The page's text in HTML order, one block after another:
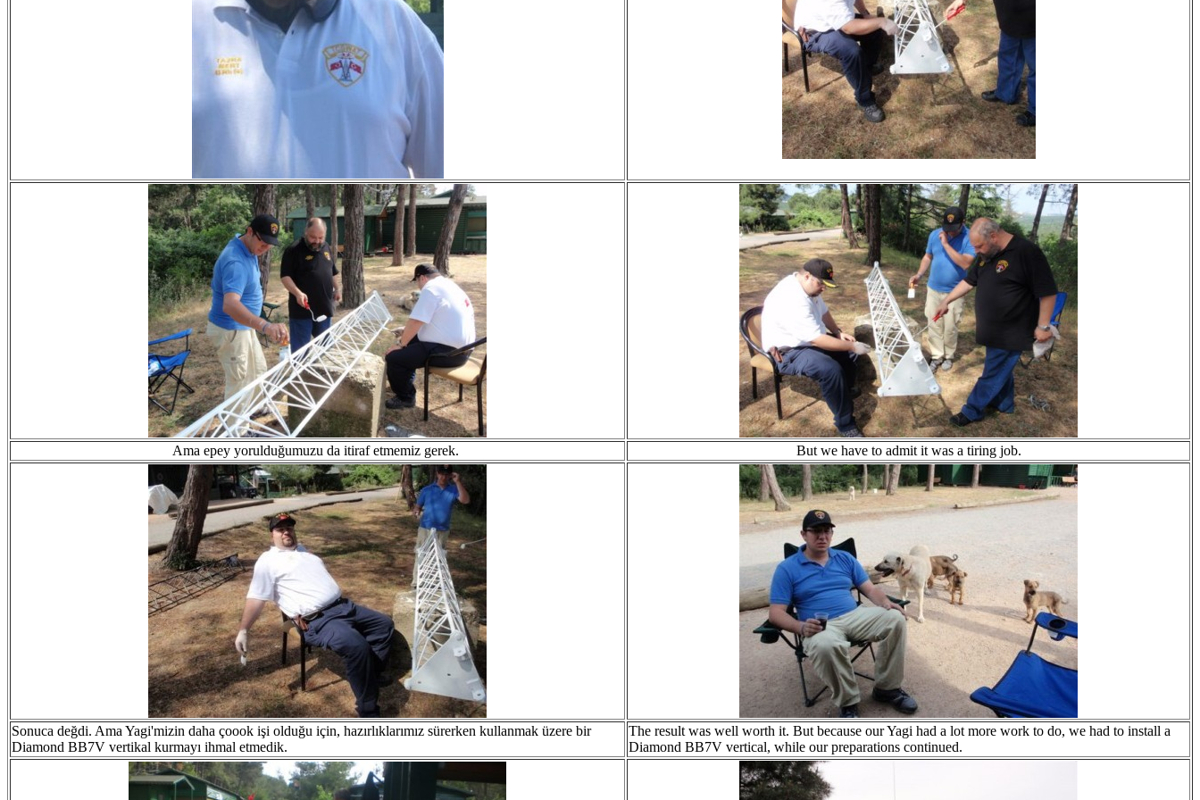
Ama epey yorulduğumuzu da itiraf etmemiz gerek. But we have to admit it was a tiring job.
Sonuca değdi. Ama Yagi'mizin daha çoook işi olduğu için, hazırlıklarımız sürerken kullanmak üzere bir
Diamond BB7V vertikal kurmayı ihmal etmedik.
The result was well worth it. But because our Yagi had a lot more work to do, we had to install a
Diamond BB7V vertical, while our preparations continued.